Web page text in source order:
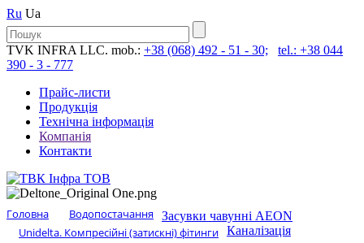
Ru Ua
TVK INFRA LLC. mob.: +38 (068) 492 - 51 - 30;
tel.: +38 044
390 - 3 - 777
Прайс-листи
Продукція
Технічна інформація
Компанія
Контакти
Головна
Водопостачання
Unidelta. Компресійні (затискні) фітинги
Засувки чавунні AEON
Каналізація